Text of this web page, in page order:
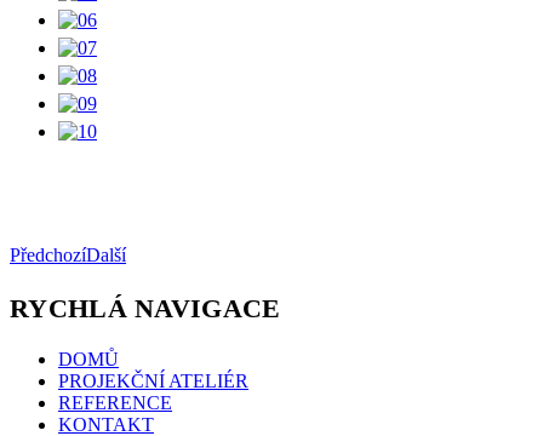
PředchozíDalší
RYCHLÁ NAVIGACE
DOMŮ
PROJEKČNÍ ATELIÉR
REFERENCE
KONTAKT